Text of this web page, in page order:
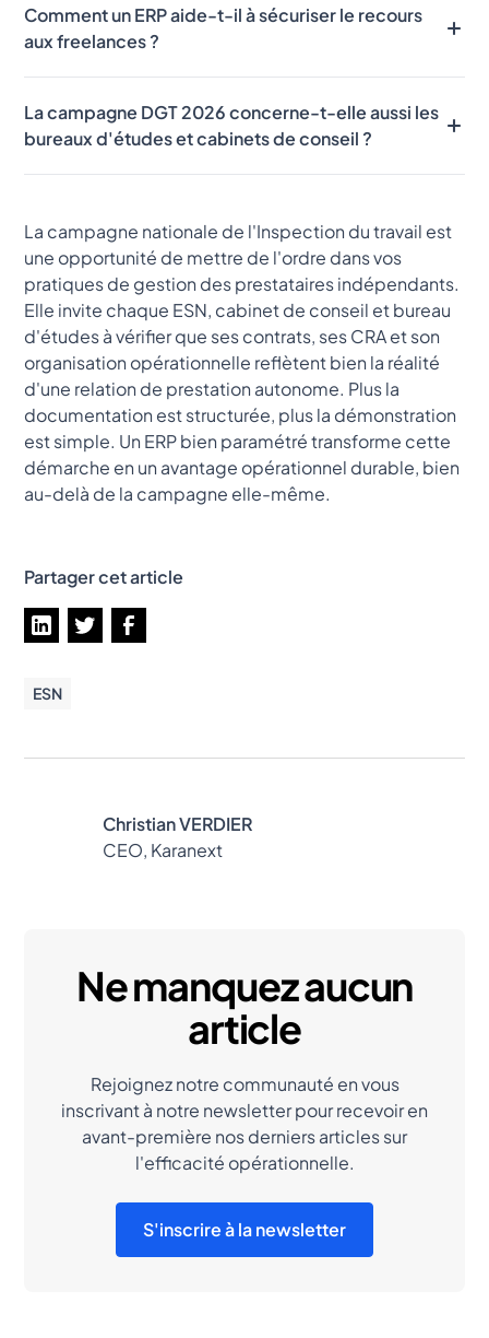
client), et l'intégration dans l'équipe (accès aux mêmes
outils et espaces que les salariés, participation aux
au rappel de cotisations sociales patronales sur la
période concernée, à des indemnités de rupture, et
dans les cas les plus sérieux à des poursuites pour travail
dissimulé. Les conséquences financières peuvent être
significatives selon la durée et le nombre de prestataires
Comment un ERP aide-t-il à sécuriser le recours
aux freelances ?
tous les éléments qui attestent d'une relation de
prestation indépendante : contrats signés, CRA validés
électroniquement, séparation des droits d'accès,
et exportables à tout moment, ce qui facilite
considérablement la réponse à une demande de
contrôle.
La campagne DGT 2026 concerne-t-elle aussi les
bureaux d'études et cabinets de conseil ?
secteur. Les bureaux d'études, cabinets d'ingénieurs-
conseils et cabinets de conseil qui font appel à des
prestataires externes sont concernés au même titre que
les ESN.
La campagne nationale de l'Inspection du travail est
une opportunité de mettre de l'ordre dans vos
pratiques de gestion des prestataires indépendants.
Elle invite chaque ESN, cabinet de conseil et bureau
d'études à vérifier que ses contrats, ses CRA et son
organisation opérationnelle reflètent bien la réalité
d'une relation de prestation autonome. Plus la
documentation est structurée, plus la démonstration
est simple. Un ERP bien paramétré transforme cette
démarche en un avantage opérationnel durable, bien
au-delà de la campagne elle-même.
Partager cet article
ESN
Christian VERDIER
CEO, Karanext
Ne manquez aucun
article
Rejoignez notre communauté en vous
inscrivant à notre newsletter pour recevoir en
avant-première nos derniers articles sur
l'efficacité opérationnelle.
S'inscrire à la newsletter